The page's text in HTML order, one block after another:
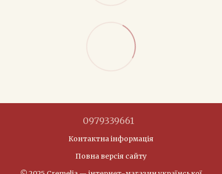
0979339661
Контактна інформація
Повна версія сайту